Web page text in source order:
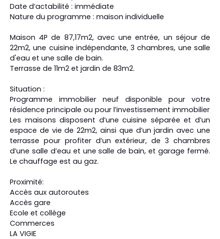
Date d’actabilité : immédiate
Nature du programme : maison individuelle
Maison 4P de 87,17m2, avec une entrée, un séjour de
22m2, une cuisine indépendante, 3 chambres, une salle
d'eau et une salle de bain.
Terrasse de 11m2 et jardin de 83m2.
Situation :
Programme immobilier neuf disponible pour votre
résidence principale ou pour l’investissement immobilier
Les maisons disposent d’une cuisine séparée et d’un
espace de vie de 22m2, ainsi que d’un jardin avec une
terrasse pour profiter d’un extérieur, de 3 chambres
d’une salle d’eau et une salle de bain, et garage fermé.
Le chauffage est au gaz.
Proximité:
Accès aux autoroutes
Accès gare
Ecole et collège
Commerces
LA VIGIE